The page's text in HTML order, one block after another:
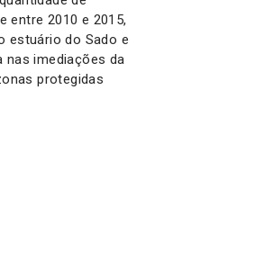
entre 2010 e 2015,
estuário do Sado e
imediações da
protegidas